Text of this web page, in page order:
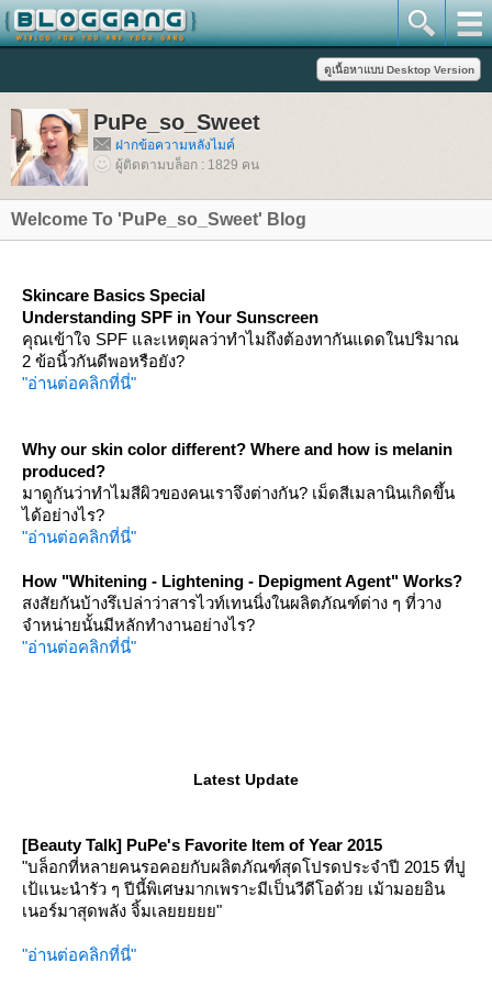
PuPe_so_Sweet
ฝากข้อความหลังไมค์
ผู้ติดตามบล็อก : 1829 คน
Welcome To 'PuPe_so_Sweet' Blog
Skincare Basics Special
Understanding SPF in Your Sunscreen
คุณเข้าใจ SPF และเหตุผลว่าทำไมถึงต้องทากันแดดในปริมาณ
2 ข้อนิ้วกันดีพอหรือยัง?
"อ่านต่อคลิกที่นี่"
Why our skin color different? Where and how is melanin
produced?
มาดูกันว่าทำไมสีผิวของคนเราจึงต่างกัน? เม็ดสีเมลานินเกิดขึ้น
ได้อย่างไร?
"อ่านต่อคลิกที่นี่"
How "Whitening - Lightening - Depigment Agent" Works?
สงสัยกันบ้างรึเปล่าว่าสารไวท์เทนนิ่งในผลิตภัณฑ์ต่าง ๆ ที่วาง
จำหน่ายนั้นมีหลักทำงานอย่างไร?
"อ่านต่อคลิกที่นี่"
Latest Update
[Beauty Talk] PuPe's Favorite Item of Year 2015
"บล็อกที่หลายคนรอคอยกับผลิตภัณฑ์สุดโปรดประจำปี 2015 ที่ปู
เป้แนะนำรัว ๆ ปีนี้พิเศษมากเพราะมีเป็นวีดีโอด้วย เม้ามอยอิน
เนอร์มาสุดพลัง จิ้มเลยยยยย"
"อ่านต่อคลิกที่นี่"